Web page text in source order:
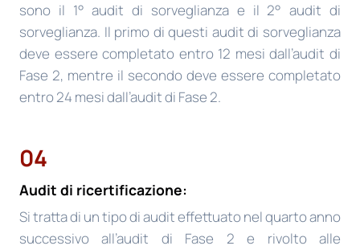
sono il 1° audit di sorveglianza e il 2° audit di
sorveglianza. Il primo di questi audit di sorveglianza
deve essere completato entro 12 mesi dall’audit di
Fase 2, mentre il secondo deve essere completato
entro 24 mesi dall’audit di Fase 2.
04
Audit di ricertificazione:
Si tratta di un tipo di audit effettuato nel quarto anno
successivo all’audit di Fase 2 e rivolto alle